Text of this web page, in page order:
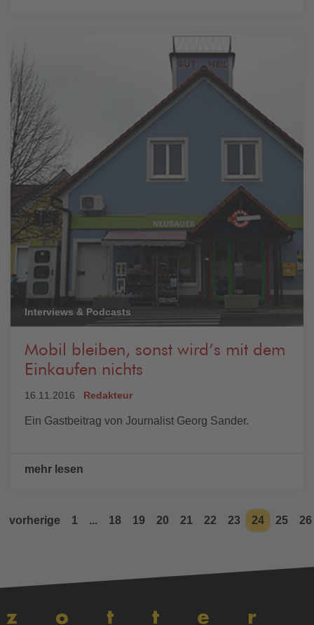
Interviews & Podcasts
Mobil bleiben, sonst wird’s mit dem
Einkaufen nichts
16.11.2016 Redakteur
Ein Gastbeitrag von Journalist Georg Sander.
mehr lesen
vorherige 1 ... 18 19 20 21 22 23 24 25 26